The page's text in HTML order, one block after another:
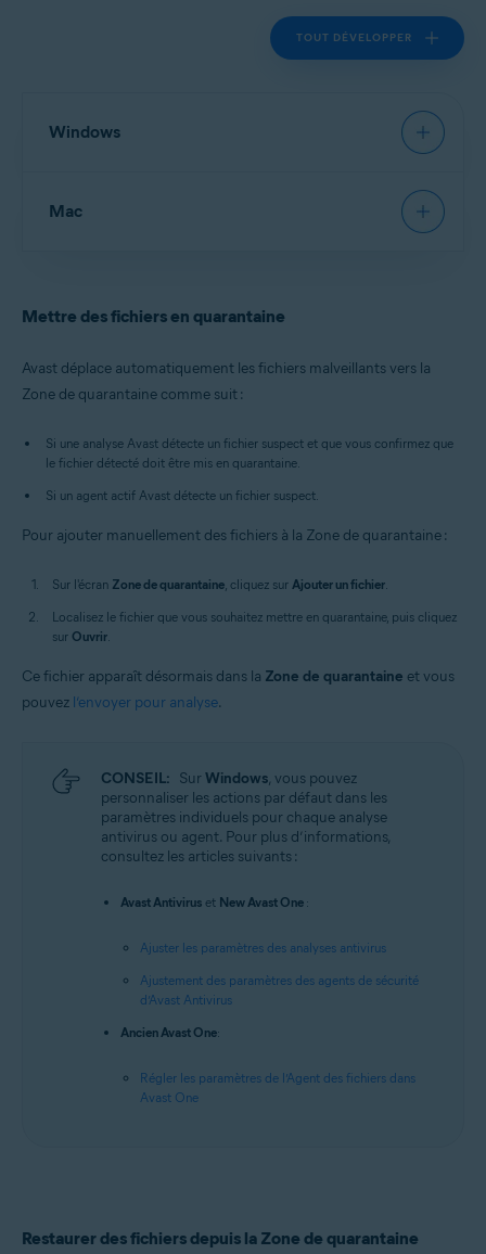
TOUT DÉVELOPPER
Windows
:
quarantaine.
notification de la barre des tâches Windows,
cliquer avec le bouton droit sur
puis sélectionner
Ouvrir la Zone de quarantaine
Mac
sélectionné, puis accédez àZone de quarantaine.
quarantaine.
Mettre des fichiers en quarantaine
Avast déplace automatiquement les fichiers malveillants vers la
Zone de quarantaine comme suit :
Si une analyse Avast détecte un fichier suspect et que vous confirmez que
le fichier détecté doit être mis en quarantaine.
Si un agent actif Avast détecte un fichier suspect.
Pour ajouter manuellement des fichiers à la Zone de quarantaine :
Sur l'écran Zone de quarantaine, cliquez sur Ajouter un fichier.
Localisez le fichier que vous souhaitez mettre en quarantaine, puis cliquez
sur Ouvrir.
Ce fichier apparaît désormais dans la Zone de quarantaine et vous
pouvez l’envoyer pour analyse.
CONSEIL: SurWindows, vous pouvez
personnaliser les actions par défaut dans les
paramètres individuels pour chaque analyse
antivirus ou agent. Pour plus d’informations,
consultez les articles suivants :
Avast Antivirus et New Avast One :
Ajuster les paramètres des analyses antivirus
Ajustement des paramètres des agents de sécurité
d’Avast Antivirus
Ancien Avast One:
Régler les paramètres de l’Agent des fichiers dans
Avast One
Restaurer des fichiers depuis la Zone de quarantaine